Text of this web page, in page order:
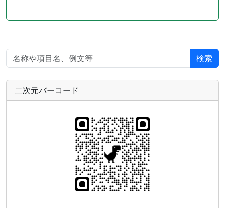
検索
二次元バーコード